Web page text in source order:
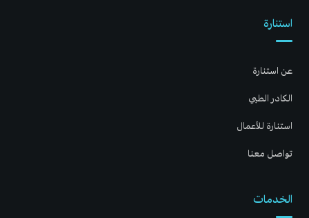
استنارة
عن استنارة
الكادر الطبي
استنارة للأعمال
تواصل معنا
الخدمات